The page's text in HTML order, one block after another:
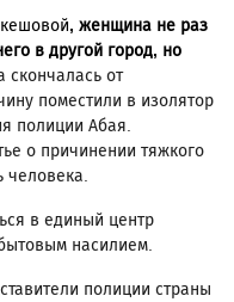
, женщина не раз
в другой город, но
скончалась от
поместили в изолятор
полиции Абая.
о причинении тяжкого
человека.
в единый центр
насилием.
полиции страны